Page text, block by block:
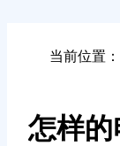
当前位置：
怎样的